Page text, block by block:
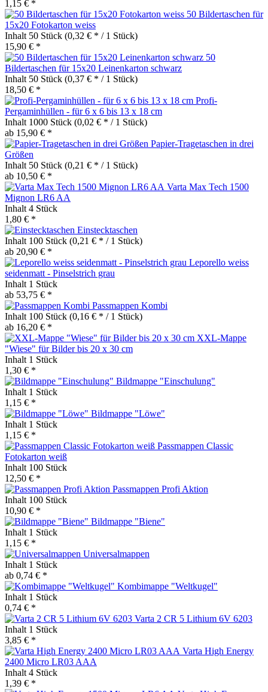
1,15 € *
50 Bildertaschen für
15x20 Fotokarton weiss
Inhalt 50 Stück (0,32 € * / 1 Stück)
15,90 € *
50
Bildertaschen für 15x20 Leinenkarton schwarz
Inhalt 50 Stück (0,37 € * / 1 Stück)
18,50 € *
Profi-
Pergaminhüllen - für 6 x 6 bis 13 x 18 cm
Inhalt 1000 Stück (0,02 € * / 1 Stück)
ab 15,90 € *
Papier-Tragetaschen in drei
Größen
Inhalt 50 Stück (0,21 € * / 1 Stück)
ab 10,50 € *
Varta Max Tech 1500
Mignon LR6 AA
Inhalt 4 Stück
1,80 € *
Einstecktaschen
Inhalt 100 Stück (0,21 € * / 1 Stück)
ab 20,90 € *
Leporello weiss
seidenmatt - Pinselstrich grau
Inhalt 1 Stück
ab 53,75 € *
Passmappen Kombi
Inhalt 100 Stück (0,16 € * / 1 Stück)
ab 16,20 € *
XXL-Mappe
"Wiese" für Bilder bis 20 x 30 cm
Inhalt 1 Stück
1,30 € *
Bildmappe "Einschulung"
Inhalt 1 Stück
1,15 € *
Bildmappe "Löwe"
Inhalt 1 Stück
1,15 € *
Passmappen Classic
Fotokarton weiß
Inhalt 100 Stück
12,50 € *
Passmappen Profi Aktion
Inhalt 100 Stück
10,90 € *
Bildmappe "Biene"
Inhalt 1 Stück
1,15 € *
Universalmappen
Inhalt 1 Stück
ab 0,74 € *
Kombimappe "Weltkugel"
Inhalt 1 Stück
0,74 € *
Varta 2 CR 5 Lithium 6V 6203
Inhalt 1 Stück
3,85 € *
Varta High Energy
2400 Micro LR03 AAA
Inhalt 4 Stück
1,39 € *